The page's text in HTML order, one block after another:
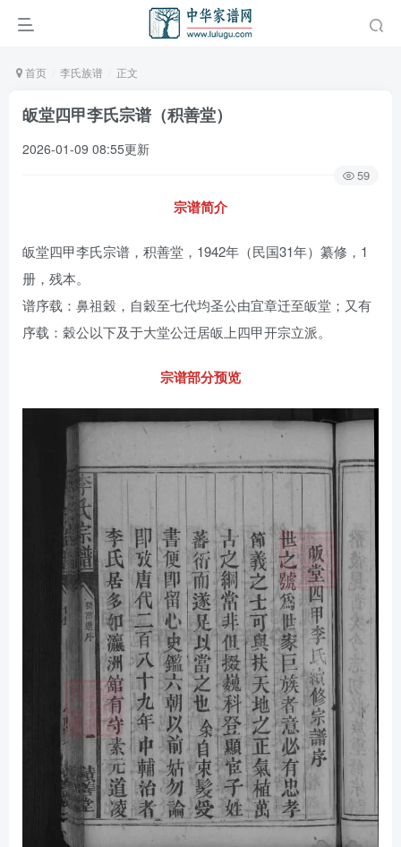
首页 李氏族谱 正文
皈堂四甲李氏宗谱（积善堂）
2026-01-09 08:55更新
59
宗谱简介
皈堂四甲李氏宗谱，积善堂，1942年（民国31年）纂修，1
册，残本。
谱序载：鼻祖穀，自穀至七代均圣公由宜章迁至皈堂；又有
序载：穀公以下及于大堂公迁居皈上四甲开宗立派。
宗谱部分预览